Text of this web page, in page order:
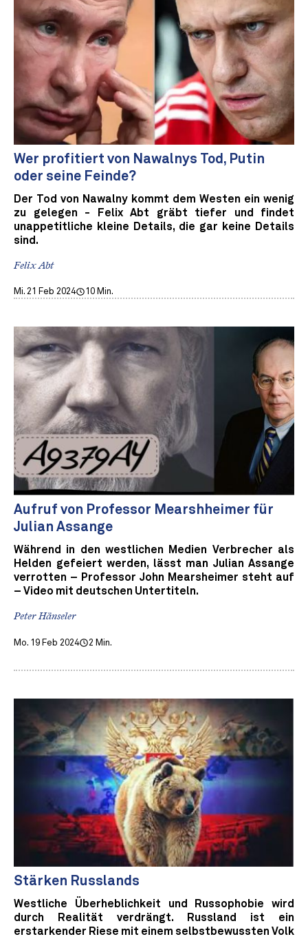
Wer profitiert von Nawalnys Tod, Putin
oder seine Feinde?
Der Tod von Nawalny kommt dem Westen ein wenig
zu gelegen - Felix Abt gräbt tiefer und findet
unappetitliche kleine Details, die gar keine Details
sind.
Felix Abt
Mi. 21 Feb 2024 10 Min.
Aufruf von Professor Mearshheimer für
Julian Assange
Während in den westlichen Medien Verbrecher als
Helden gefeiert werden, lässt man Julian Assange
verrotten – Professor John Mearsheimer steht auf
– Video mit deutschen Untertiteln.
Peter Hänseler
Mo. 19 Feb 2024 2 Min.
Stärken Russlands
Westliche Überheblichkeit und Russophobie wird
durch Realität verdrängt. Russland ist ein
erstarkender Riese mit einem selbstbewussten Volk